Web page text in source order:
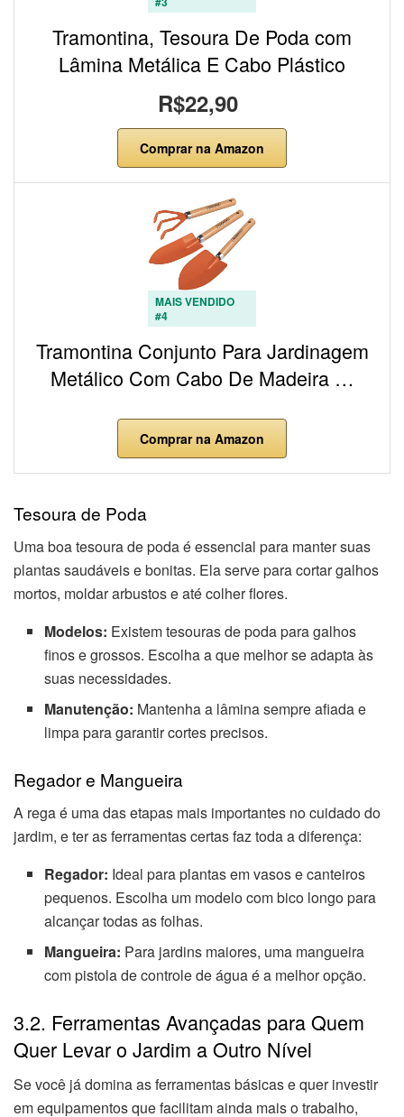
Tramontina, Tesoura De Poda com
Lâmina Metálica E Cabo Plástico
R$22,90
Comprar na Amazon
MAIS VENDIDO
#4
Tramontina Conjunto Para Jardinagem
Metálico Com Cabo De Madeira …
Comprar na Amazon
Tesoura de Poda
Uma boa tesoura de poda é essencial para manter suas
plantas saudáveis e bonitas. Ela serve para cortar galhos
mortos, moldar arbustos e até colher flores.
Modelos: Existem tesouras de poda para galhos
finos e grossos. Escolha a que melhor se adapta às
suas necessidades.
Manutenção: Mantenha a lâmina sempre afiada e
limpa para garantir cortes precisos.
Regador e Mangueira
A rega é uma das etapas mais importantes no cuidado do
jardim, e ter as ferramentas certas faz toda a diferença:
Regador: Ideal para plantas em vasos e canteiros
pequenos. Escolha um modelo com bico longo para
alcançar todas as folhas.
Mangueira: Para jardins maiores, uma mangueira
com pistola de controle de água é a melhor opção.
3.2. Ferramentas Avançadas para Quem
Quer Levar o Jardim a Outro Nível
Se você já domina as ferramentas básicas e quer investir
em equipamentos que facilitam ainda mais o trabalho,